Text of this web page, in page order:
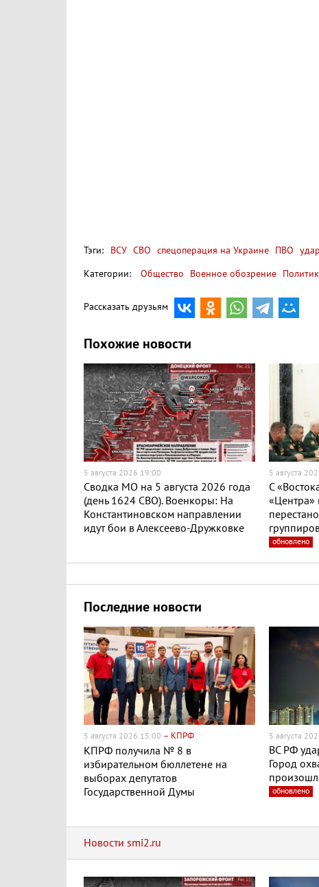
Тэги: ВСУ СВО спецоперация на Украине ПВО
Категории:
Общество Военное обозрение
Рассказать друзьям
Похожие новости
5 августа 2026 19:00
Сводка МО на 5 августа 2026 года
(день 1624 СВО). Военкоры: На
Константиновском направлении
идут бои в Алексеево-Дружковке
5 августа
С
«Центра»
обновлено
Последние новости
5 августа 2026 15:00 – КПРФ
КПРФ получила № 8 в
избирательном бюллетене на
выборах депутатов
Государственной Думы
5 августа
ВС РФ
Город
обновлено
Новости smi2.ru